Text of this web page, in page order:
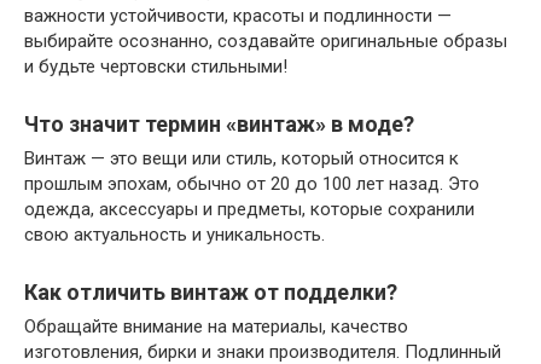
важности устойчивости, красоты и подлинности —
выбирайте осознанно, создавайте оригинальные образы
и будьте чертовски стильными!
Что значит термин «винтаж» в моде?
Винтаж — это вещи или стиль, который относится к
прошлым эпохам, обычно от 20 до 100 лет назад. Это
одежда, аксессуары и предметы, которые сохранили
свою актуальность и уникальность.
Как отличить винтаж от подделки?
Обращайте внимание на материалы, качество
изготовления, бирки и знаки производителя. Подлинный